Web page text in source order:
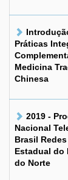
Práticas
Medicina
Chinesa
2019 -
Nacional
Brasil
Estadual do
do Norte